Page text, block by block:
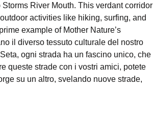
River Mouth. This verdant corridor
activities like hiking, surfing, and
example of Mother Nature’s
il diverso tessuto culturale del nostro
ogni strada ha un fascino unico, che
queste strade con i vostri amici, potete
su un altro, svelando nuove strade,